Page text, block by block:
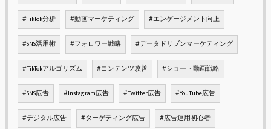
#TikTok分析 #動画マーケティング #エンゲージメント向上
#SNS活用術 #フォロワー戦略 #データドリブンマーケティング
#TikTokアルゴリズム #コンテンツ改善 #ショート動画戦略
#SNS広告 #Instagram広告 #Twitter広告 #YouTube広告
#デジタル広告 #ターゲティング広告 #広告運用初心者